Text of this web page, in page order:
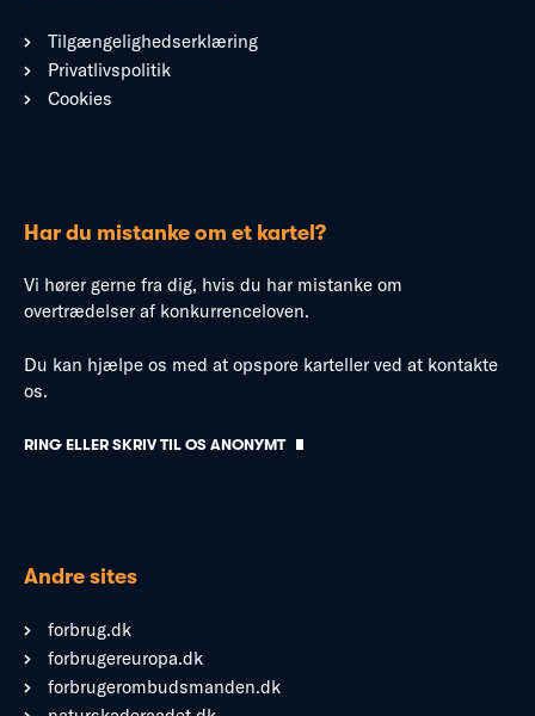
Tilgængelighedserklæring
Privatlivspolitik
Cookies
Har du mistanke om et kartel?
Vi hører gerne fra dig, hvis du har mistanke om
overtrædelser af konkurrenceloven.
Du kan hjælpe os med at opspore karteller ved at kontakte
os.
RING ELLER SKRIV TIL OS ANONYMT
Andre sites
forbrug.dk
forbrugereuropa.dk
forbrugerombudsmanden.dk